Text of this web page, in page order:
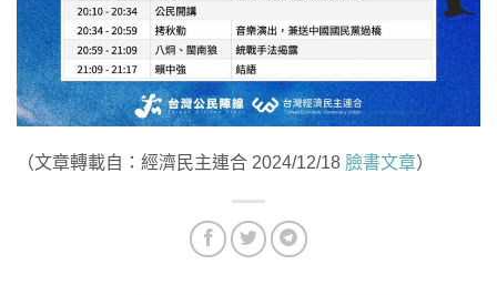
（文章轉載自：經濟民主連合 2024/12/18 臉書文章）